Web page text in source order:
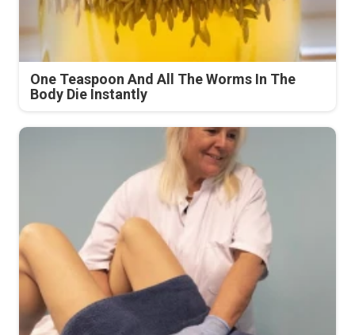
One Teaspoon And All The Worms In The
Body Die Instantly